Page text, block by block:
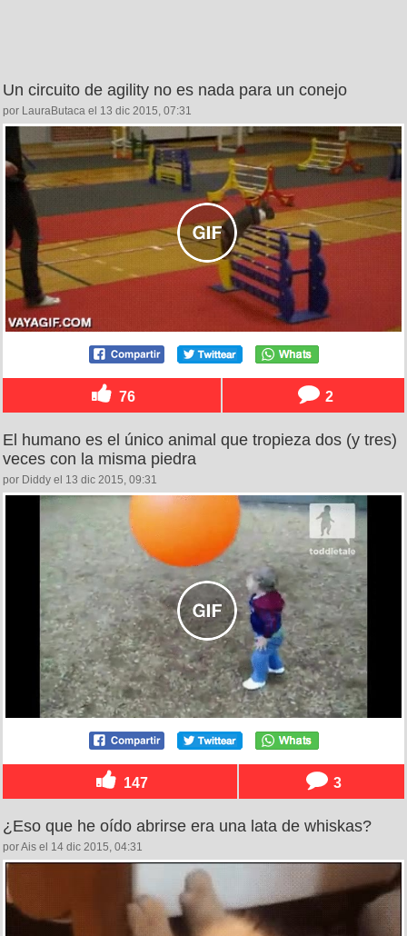
Un circuito de agility no es nada para un conejo
por LauraButaca el 13 dic 2015, 07:31
76 2
El humano es el único animal que tropieza dos (y tres)
veces con la misma piedra
por Diddy el 13 dic 2015, 09:31
147 3
¿Eso que he oído abrirse era una lata de whiskas?
por Ais el 14 dic 2015, 04:31